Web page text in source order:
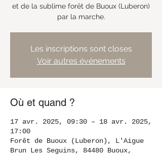
et de la sublime forêt de Buoux (Luberon)
par la marche.
Les inscriptions sont closes
Voir autres événements
Où et quand ?
17 avr. 2025, 09:30 – 18 avr. 2025,
17:00
Forêt de Buoux (Luberon), L'Aigue
Brun Les Seguins, 84480 Buoux,